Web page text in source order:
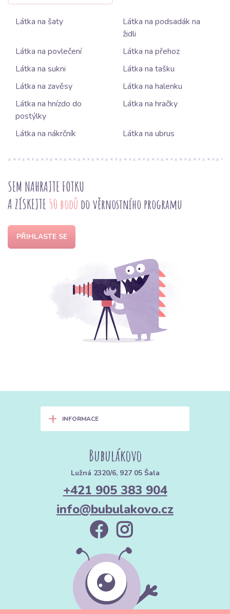
Látka na šaty
Látka na podsadák na
židli
Látka na povlečení
Látka na přehoz
Látka na sukni
Látka na tašku
Látka na zavěsy
Látka na halenku
Látka na hnízdo do
postýlky
Látka na hračky
Látka na nákrčník Látka na ubrus
SEM NAHRAJTE FOTKU
A ZÍSKEJTE 50 bodů do věrnostního programu
PŘIHLASTE SE
+ INFORMACE
Bubulákovo
Lužná 2320/6, 927 05 Šala
+421 905 383 904
info@bubulakovo.cz